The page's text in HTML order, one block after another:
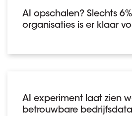
AI opschalen? Slechts
organisaties is er klaar
AI experiment laat zien
betrouwbare